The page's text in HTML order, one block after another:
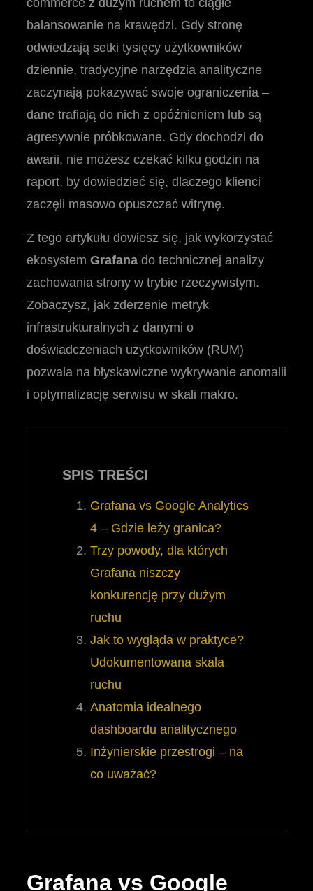
commerce z dużym ruchem to ciągłe
balansowanie na krawędzi. Gdy stronę
odwiedzają setki tysięcy użytkowników
dziennie, tradycyjne narzędzia analityczne
zaczynają pokazywać swoje ograniczenia –
dane trafiają do nich z opóźnieniem lub są
agresywnie próbkowane. Gdy dochodzi do
awarii, nie możesz czekać kilku godzin na
raport, by dowiedzieć się, dlaczego klienci
zaczęli masowo opuszczać witrynę.
Z tego artykułu dowiesz się, jak wykorzystać
ekosystem Grafana do technicznej analizy
zachowania strony w trybie rzeczywistym.
Zobaczysz, jak zderzenie metryk
infrastrukturalnych z danymi o
doświadczeniach użytkowników (RUM)
pozwala na błyskawiczne wykrywanie anomalii
i optymalizację serwisu w skali makro.
SPIS TREŚCI
Grafana vs Google Analytics
4 – Gdzie leży granica?
Trzy powody, dla których
Grafana niszczy
konkurencję przy dużym
ruchu
Jak to wygląda w praktyce?
Udokumentowana skala
ruchu
Anatomia idealnego
dashboardu analitycznego
Inżynierskie przestrogi – na
co uważać?
Grafana vs Google